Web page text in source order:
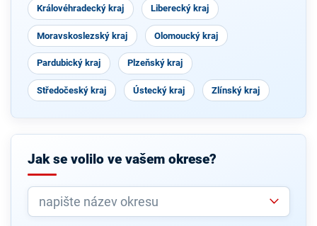
Královéhradecký kraj Liberecký kraj
Moravskoslezský kraj Olomoucký kraj
Pardubický kraj Plzeňský kraj
Středočeský kraj Ústecký kraj Zlínský kraj
Jak se volilo ve vašem okrese?